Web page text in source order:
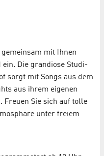
mit Ihnen
Die grandiose Studi-
sorgt mit Songs aus dem
aus ihrem eigenen
Freuen Sie sich auf tolle
unter freiem